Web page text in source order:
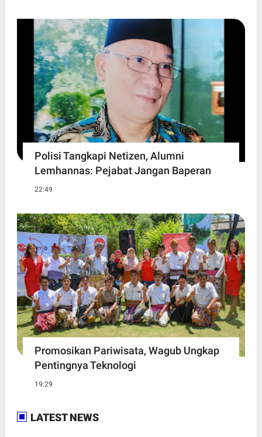
Polisi Tangkapi Netizen, Alumni
Lemhannas: Pejabat Jangan Baperan
22:49
Promosikan Pariwisata, Wagub Ungkap
Pentingnya Teknologi
19:29
LATEST NEWS